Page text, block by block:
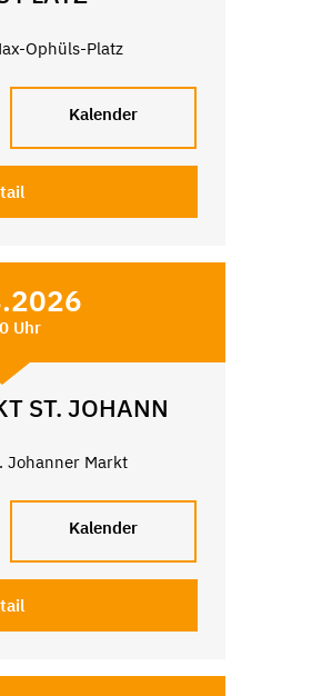
Ophüls-Platz
Kalender
Uhr
ST. JOHANN
Johanner Markt
Kalender